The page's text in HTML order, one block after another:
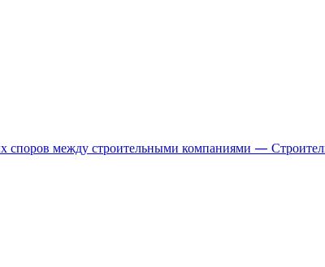
споров между строительными компаниями —